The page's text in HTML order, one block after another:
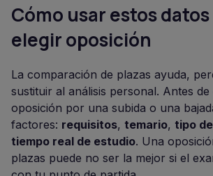
Cómo usar estos
elegir oposición
La comparación de plazas ayuda,
sustituir al análisis personal. Antes de
oposición por una subida o una
factores: requisitos, temario, tipo
tiempo real de estudio. Una
plazas puede no ser la mejor si el